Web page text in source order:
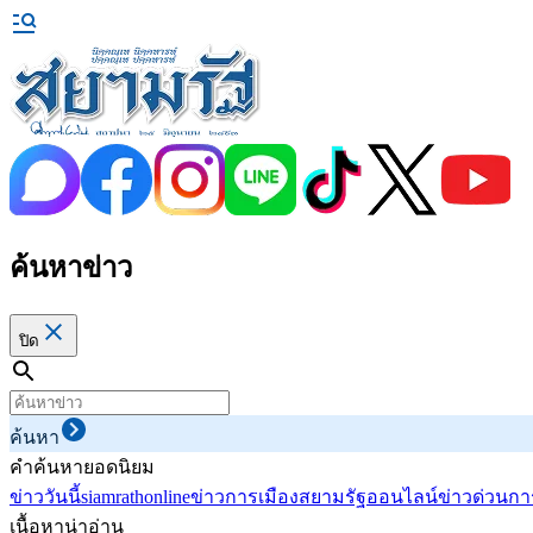
ค้นหาข่าว
ปิด
ค้นหา
คำค้นหายอดนิยม
ข่าววันนี้siamrathonlineข่าวการเมืองสยามรัฐออนไลน์ข่าวด่วนก
เนื้อหาน่าอ่าน